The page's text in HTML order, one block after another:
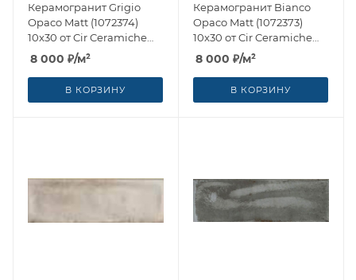
Керамогранит Grigio
Opaco Matt (1072374)
10x30 от Cir Ceramiche
(Италия)
8 000 ₽/м²
В КОРЗИНУ
Керамогранит Bianco
Opaco Matt (1072373)
10x30 от Cir Ceramiche
(Италия)
8 000 ₽/м²
В КОРЗИНУ